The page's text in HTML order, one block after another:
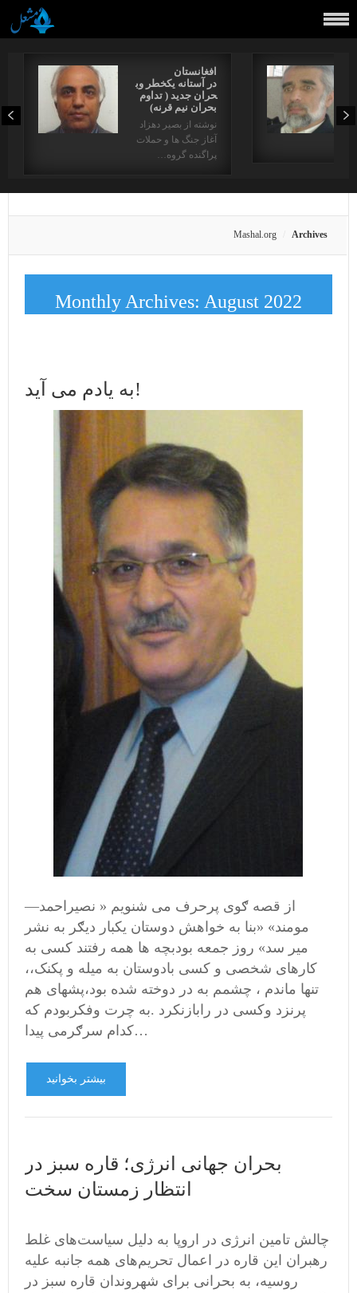
افغانستان
در آستانه یکخطر وب
حران جدید ( تداوم
بحران نیم قرنه)
نوشته از بصیر دهزاد
آغاز جنگ ها و حملات
پراگنده گروه…
Mashal.org Archives
Monthly Archives: August 2022
به یادم می آید!
از قصه ګوی پرحرف می شنویم « نصیراحمد—
مومند» «بنا به خواهش دوستان یکبار دیګر به نشر
میر سد» روز جمعه بودبچه ها همه رفتند کسی به
کارهای شخصی و کسی بادوستان به میله و پکنک،،
تنها ماندم ، چشمم به در دوخته شده بود،پشهای هم
پرنزد وکسی در رابازنکرد .به چرت وفکربودم که
کدام سرګرمی پیدا…
بیشتر بخوانید
بحران جهانی انرژی؛ قاره سبز در
انتظار زمستان سخت
چالش تامین انرژی در اروپا به دلیل سیاست‌های غلط
رهبران این قاره در اعمال تحریم‌های همه جانبه علیه
روسیه، به بحرانی برای شهروندان قاره سبز در